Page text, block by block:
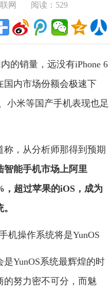
网 阅读：529
的销量，远没有iPhone 6
国内市场份额会极速下
小米等国产手机表现也足
，从分析师那得到预期
智能手机市场上阿里
，超过苹果的iOS，成为
YunOS系统最辉煌的时
的努力密不可分，而魅